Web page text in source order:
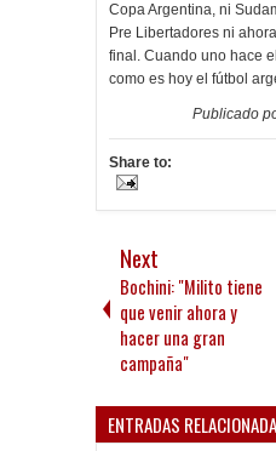
Copa Argentina, ni
Pre Libertadores ni
final. Cuando uno hace
como es hoy el fútbol
Publicado
Share to:
Next
Bochini: "Milito tiene
que venir ahora y
hacer una gran
campaña"
ENTRADAS